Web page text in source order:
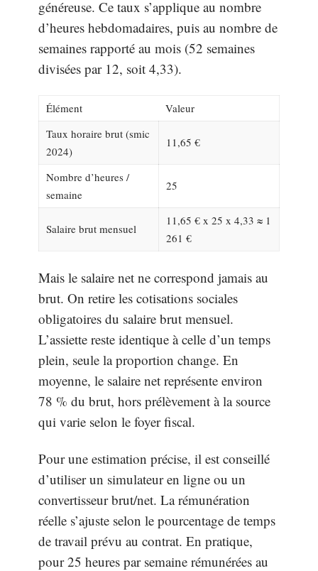
généreuse. Ce taux s’applique au nombre
d’heures hebdomadaires, puis au nombre de
semaines rapporté au mois (52 semaines
divisées par 12, soit 4,33).
Élément
Valeur
Taux horaire brut (smic
2024)
11,65 €
Nombre d’heures /
semaine
25
Salaire brut mensuel
11,65 € x 25 x 4,33 ≈ 1
261 €
Mais le salaire net ne correspond jamais au
brut. On retire les cotisations sociales
obligatoires du salaire brut mensuel.
L’assiette reste identique à celle d’un temps
plein, seule la proportion change. En
moyenne, le salaire net représente environ
78 % du brut, hors prélèvement à la source
qui varie selon le foyer fiscal.
Pour une estimation précise, il est conseillé
d’utiliser un simulateur en ligne ou un
convertisseur brut/net. La rémunération
réelle s’ajuste selon le pourcentage de temps
de travail prévu au contrat. En pratique,
pour 25 heures par semaine rémunérées au